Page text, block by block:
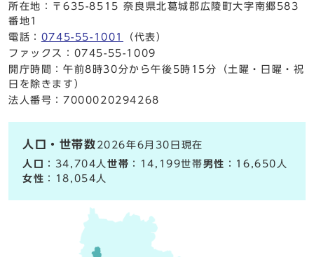
所在地：〒635-8515 奈良県北葛城郡広陵町大字南郷583
番地1
電話： 0745-55-1001
（代表）
ファックス：0745-55-1009
開庁時間：午前8時30分から午後5時15分（土曜・日曜・祝
日を除きます）
法人番号：7000020294268
人口・世帯数 2026年6月30日現在
人口
：34,704人世帯 ：14,199世帯男性 ：16,650人
女性 ：18,054人